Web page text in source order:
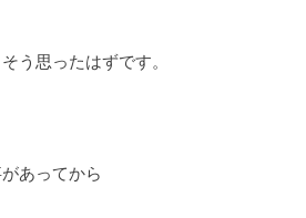
う思ったはずです。
あってから